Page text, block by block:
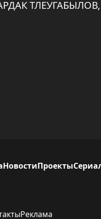
НовостиПроекты
Реклама